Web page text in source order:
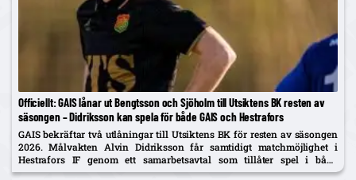
Officiellt: GAIS lånar ut Bengtsson och Sjöholm till Utsiktens BK resten av
säsongen – Didriksson kan spela för både GAIS och Hestrafors
GAIS bekräftar två utlåningar till Utsiktens BK för resten av säsongen
2026. Målvakten Alvin Didriksson får samtidigt matchmöjlighet i
Hestrafors IF genom ett samarbetsavtal som tillåter spel i båda
klubbarna.